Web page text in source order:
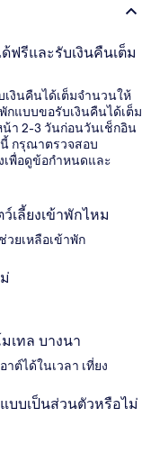
ฟรีและรับเงินคืนเต็ม
งินคืนได้เต็มจำนวนให้
กแบบขอรับเงินคืนได้เต็ม
า 2-3 วันก่อนวันเช็กอิน
กรุณาตรวจสอบ
เพื่อดูข้อกำหนดและ
เลี้ยงเข้าพักไหม
ยเหลือเข้าพัก
เทล บางนา
าต์ได้ในเวลา เที่ยง
บบเป็นส่วนตัวหรือไม่